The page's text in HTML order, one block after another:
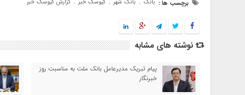
برچسب ها : ,
,
,
نوشته های مشابه
پیام تبریک مدیرعامل بانک ملت به مناسبت روز
خبرنگار